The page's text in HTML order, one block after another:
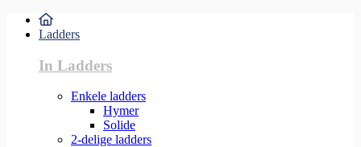
Ladders
In Ladders
Enkele ladders
Hymer
Solide
2-delige ladders